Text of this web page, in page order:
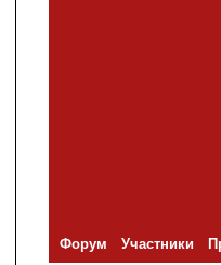
Форум Участники